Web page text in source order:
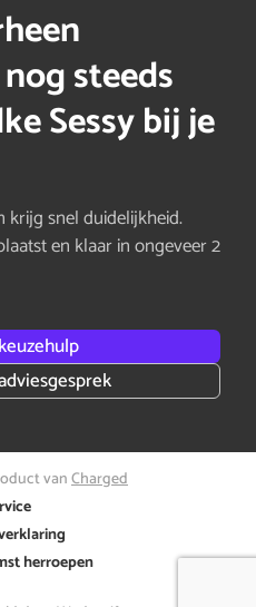
steeds
Sessy bij je
krijg snel duidelijkheid.
en klaar in ongeveer 2
vanCharged
herroepen